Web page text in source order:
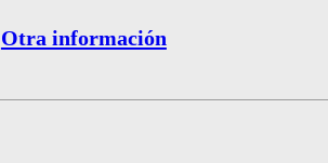
Otra información